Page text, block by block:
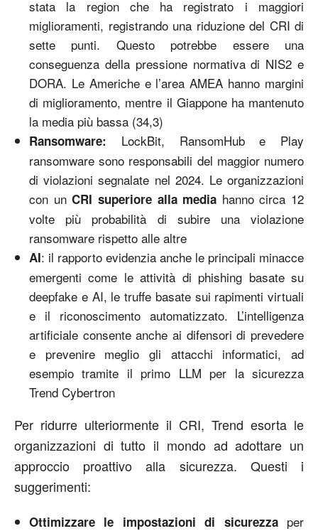
stata la region che ha registrato i maggiori
miglioramenti, registrando una riduzione del CRI di
sette punti. Questo potrebbe essere una
conseguenza della pressione normativa di NIS2 e
DORA. Le Americhe e l’area AMEA hanno margini
di miglioramento, mentre il Giappone ha mantenuto
la media più bassa (34,3)
Ransomware: LockBit, RansomHub e Play
ransomware sono responsabili del maggior numero
di violazioni segnalate nel 2024. Le organizzazioni
con unCRI superiore alla media hanno circa 12
volte più probabilità di subire una violazione
ransomware rispetto alle altre
AI: il rapporto evidenzia anche le principali minacce
emergenti come le attività di phishing basate su
deepfake e AI, le truffe basate sui rapimenti virtuali
e il riconoscimento automatizzato. L’intelligenza
artificiale consente anche ai difensori di prevedere
e prevenire meglio gli attacchi informatici, ad
esempio tramite il primo LLM per la sicurezza
Trend Cybertron
Per ridurre ulteriormente il CRI, Trend esorta le
organizzazioni di tutto il mondo ad adottare un
approccio proattivo alla sicurezza. Questi i
suggerimenti:
Ottimizzare le impostazioni di sicurezzaper